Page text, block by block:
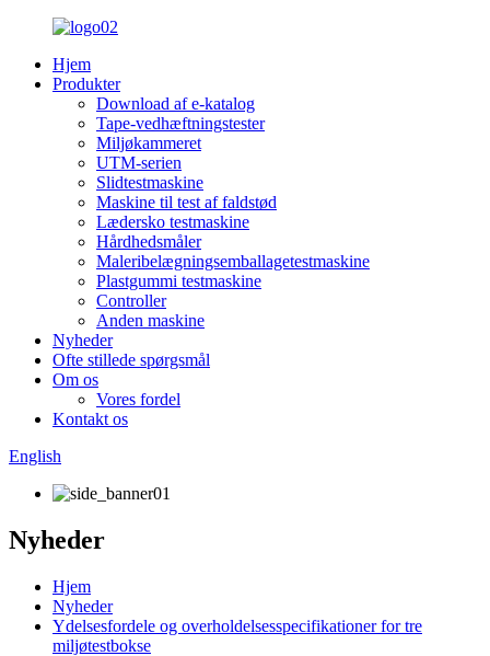
Hjem
Produkter
Download af e-katalog
Tape-vedhæftningstester
Miljøkammeret
UTM-serien
Slidtestmaskine
Maskine til test af faldstød
Lædersko testmaskine
Hårdhedsmåler
Maleribelægningsemballagetestmaskine
Plastgummi testmaskine
Controller
Anden maskine
Nyheder
Ofte stillede spørgsmål
Om os
Vores fordel
Kontakt os
English
Nyheder
Hjem
Nyheder
Ydelsesfordele og overholdelsesspecifikationer for tre
miljøtestbokse